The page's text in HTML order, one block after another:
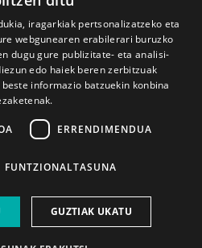
2026ko mar. 1a
iragarkiak pertsonalizatzeko eta
webgunearen erabilerari buruzko
dugu gure publizitate- eta analisi-
edo haiek beren zerbitzuak
informazio batzuekin konbina
ERRENDIMENDUA
FUNTZIONALTASUNA
GUZTIAK UKATU